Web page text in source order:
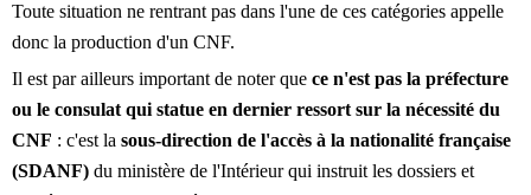
Toute situation ne rentrant pas dans l'une de ces catégories appelle
donc la production d'un CNF.
Il est par ailleurs important de noter que ce n'est pas la préfecture
ou le consulat qui statue en dernier ressort sur la nécessité du
CNF : c'est la sous-direction de l'accès à la nationalité française
(SDANF) du ministère de l'Intérieur qui instruit les dossiers et